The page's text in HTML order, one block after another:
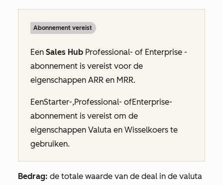
Abonnement vereist
Een Sales Hub Professional- of Enterprise -
abonnement is vereist voor de
eigenschappen ARR en MRR.
EenStarter-,Professional- ofEnterprise-
abonnement is vereist om de
eigenschappen Valuta en Wisselkoers te
gebruiken.
Bedrag: de totale waarde van de deal in de valuta